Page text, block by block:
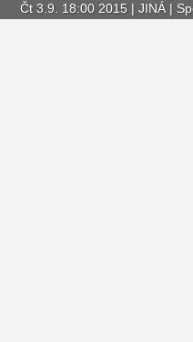
Čt 3.9. 18:00 2015 | JINÁ |